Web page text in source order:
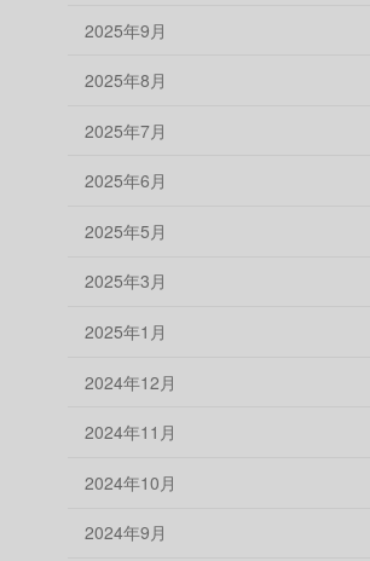
2025年9月
2025年8月
2025年7月
2025年6月
2025年5月
2025年3月
2025年1月
2024年12月
2024年11月
2024年10月
2024年9月